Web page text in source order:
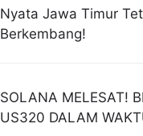
Nyata Jawa Timur
Berkembang!
SOLANA MELESAT!
US320 DALAM